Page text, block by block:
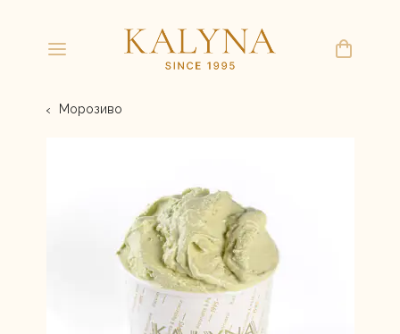
СБ, НД 9:00 20:00
Літня колекція міні-тортів
Торти
Морозиво
Корпоративні замовлення
Морозиво